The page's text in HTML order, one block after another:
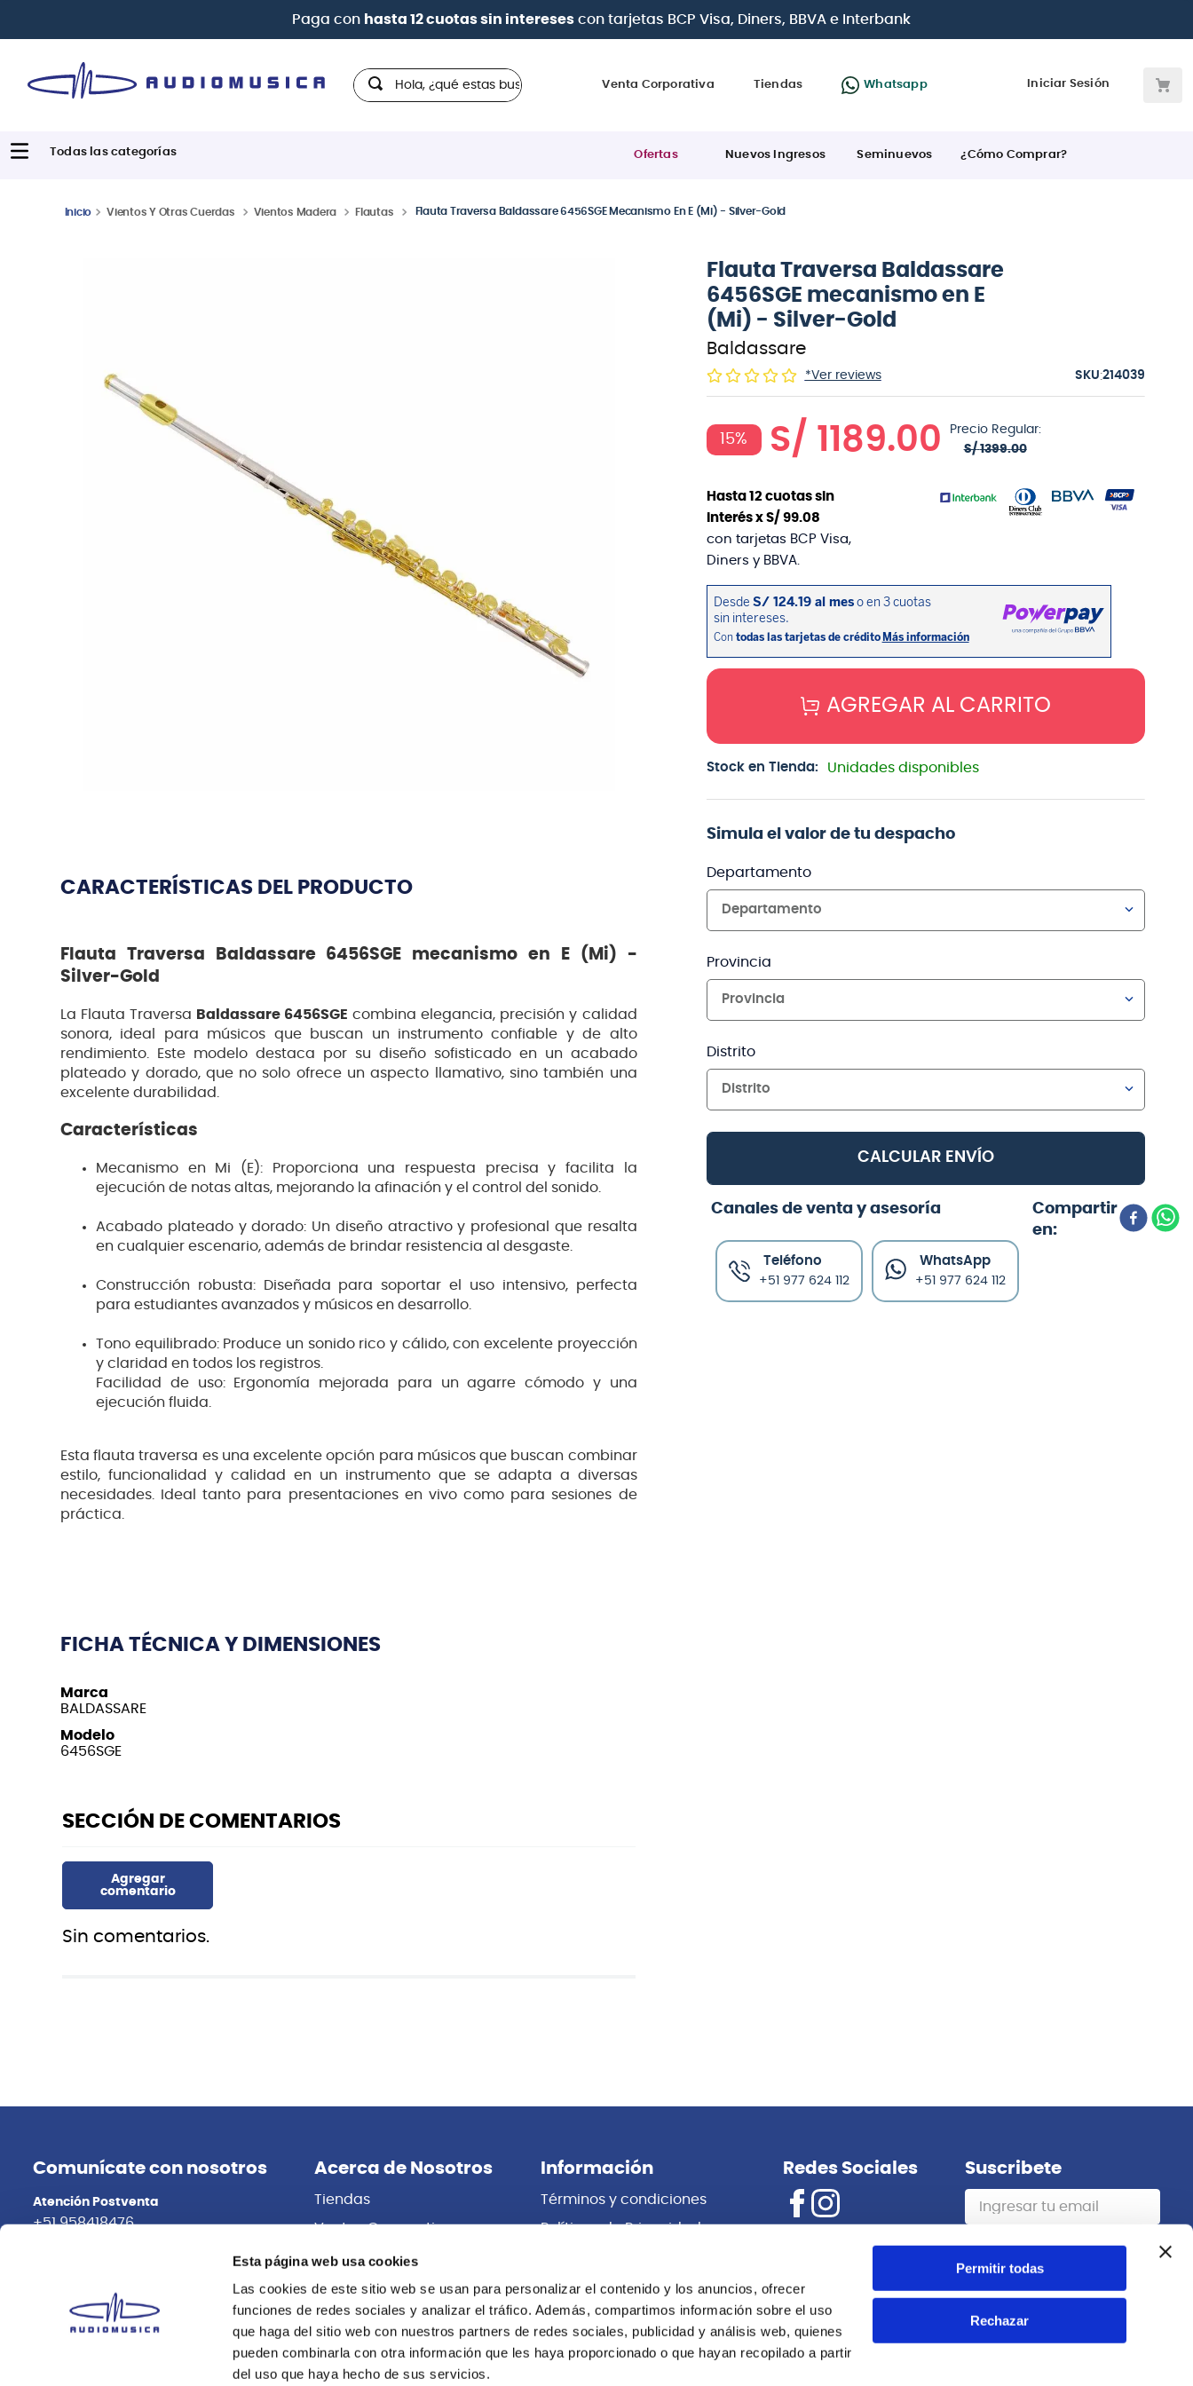
Esta página web usa cookies
Las cookies de este sitio web se usan para personalizar el contenido y los anuncios, ofrecer
funciones de redes sociales y analizar el tráfico. Además, compartimos información sobre el uso
que haga del sitio web con nuestros partners de redes sociales, publicidad y análisis web, quienes
pueden combinarla con otra información que les haya proporcionado o que hayan recopilado a partir
del uso que haya hecho de sus servicios.
Permitir todas
Rechazar
| Paga en cuotasdesde 0% de interéscon todas las tarjetas de crédito
Hola, ¿qué estas buscando?
Venta Corporativa Tiendas Whatsapp Iniciar Sesión
Ofertas Nuevos Ingresos Seminuevos ¿Cómo Comprar?
Vientos Y Otras Cuerdas Vientos Madera Flautas Flauta Traversa Baldassare 6456SGE Mecanismo En E (Mi) - Silver-Gold
CARACTERÍSTICAS DEL PRODUCTO
Flauta Traversa Baldassare 6456SGE mecanismo en E (Mi) -
Silver-Gold
La Flauta Traversa Baldassare 6456SGE combina elegancia, precisión y calidad
sonora, ideal para músicos que buscan un instrumento confiable y de alto
rendimiento. Este modelo destaca por su diseño sofisticado en un acabado
plateado y dorado, que no solo ofrece un aspecto llamativo, sino también una
excelente durabilidad.
Características
Mecanismo en Mi (E): Proporciona una respuesta precisa y facilita la
ejecución de notas altas, mejorando la afinación y el control del sonido.
Acabado plateado y dorado: Un diseño atractivo y profesional que resalta
en cualquier escenario, además de brindar resistencia al desgaste.
Construcción robusta: Diseñada para soportar el uso intensivo, perfecta
para estudiantes avanzados y músicos en desarrollo.
Tono equilibrado: Produce un sonido rico y cálido, con excelente proyección
y claridad en todos los registros.
Facilidad de uso: Ergonomía mejorada para un agarre cómodo y una
ejecución fluida.
Esta flauta traversa es una excelente opción para músicos que buscan combinar
estilo, funcionalidad y calidad en un instrumento que se adapta a diversas
necesidades. Ideal tanto para presentaciones en vivo como para sesiones de
práctica.
FICHA TÉCNICA Y DIMENSIONES
Marca
BALDASSARE
Modelo
6456SGE
Sin comentarios.
Flauta Traversa Baldassare
6456SGE mecanismo en E
(Mi) - Silver-Gold
Baldassare
*Ver reviews :214039
15% S/ 1189.00
Precio Regular:
S/ 1399.00
Hasta 12cuotas sin
interés x S/ 99.08
con tarjetas BCP Visa,
Diners y BBVA.
AGREGAR AL CARRITO
Stock en Tienda: Unidades disponibles
Simula el valor de tu despacho
Departamento
Departamento
Provincia
Provincia
Distrito
Distrito
CALCULAR ENVÍO
Canales de venta y asesoría
Teléfono
+51 977 624 112
WhatsApp
+51 977 624 112
Flauta traversa Baldassare 6456S silver
Agregar
Baldassare
6458EG BMG FLAUTA PICCOLO NEGRO /
10% S/
Agregar
Baldassare
Flauta dulce digitación alemana
Agregar
Baldassare
6433L GD SAXO SOPRANO BALDASSARE
Agregar